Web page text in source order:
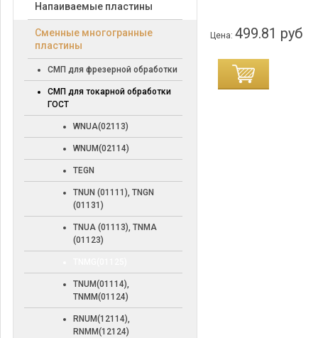
Напаиваемые пластины
Cменные многогранные
пластины
СМП для фрезерной обработки
СМП для токарной обработки
ГОСТ
WNUA(02113)
WNUM(02114)
TEGN
TNUN (01111), TNGN
(01131)
TNUA (01113), TNMA
(01123)
TNUM(01114),
TNMM(01124)
RNUM(12114),
RNMM(12124)
Цена:499.81 руб